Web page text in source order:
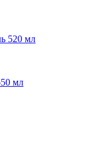
520 мл
мл